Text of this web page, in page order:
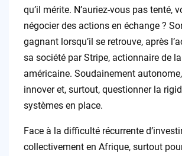
qu’il mérite. N’auriez-vous pas tenté,
négocier des actions en échange ?
gagnant lorsqu’il se retrouve, après
sa société par Stripe, actionnaire de
américaine. Soudainement
innover et, surtout, questionner la
systèmes en place.
Face à la difficulté récurrente
collectivement en Afrique, surtout